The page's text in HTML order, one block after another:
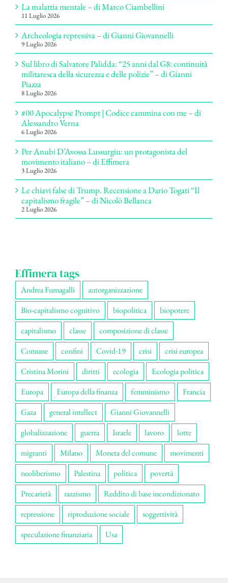
La malattia mentale – di Marco Ciambellini
11 Luglio 2026
Archeologia repressiva – di Gianni Giovannelli
9 Luglio 2026
Sul libro di Salvatore Palidda: “25 anni dal G8: continuità
militaresca della sicurezza e delle polizie” – di Gianni
Piazza
8 Luglio 2026
#00 Apocalypse Prompt | Codice cammina con me – di
Alessandro Verna
6 Luglio 2026
Per Anubi D’Avossa Lussurgiu: un protagonista del
movimento italiano – di Effimera
3 Luglio 2026
Le chiavi false di Trump. Recensione a Dario Togati “Il
capitalismo fragile” – di Nicolò Bellanca
2 Luglio 2026
Effimera tags
Andrea Fumagalli
autorganizzazione
Bio-capitalismo cognitivo
biopolitica
biopotere
capitalismo
classe
composizione di classe
Comune
confini Covid-19 crisi
crisi europea
Cristina Morini
diritti ecologia
Ecologia politica
Europa
Europa della finanza femminismo
Francia
Gaza
general intellect
Gianni Giovannelli
globalizzazione
guerra Israele lavoro
lotte
migranti
Milano Moneta del comune
movimenti
neoliberismo
Palestina politica
povertà
Precarietà
razzismo
Reddito di base incondizionato
repressione
riproduzione sociale
soggettività
speculazione finanziaria
Usa